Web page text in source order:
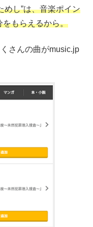
めし”は、音楽ポイン
をもらえるから。
さんの曲がmusic.jp